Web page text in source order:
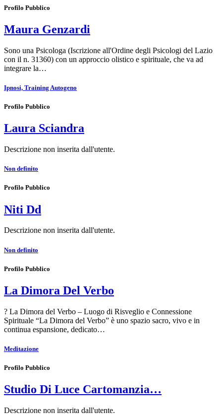
Profilo Pubblico
Maura Genzardi
Sono una Psicologa (Iscrizione all'Ordine degli Psicologi del Lazio
con il n. 31360) con un approccio olistico e spirituale, che va ad
integrare la…
Ipnosi, Training Autogeno
Profilo Pubblico
Laura Sciandra
Descrizione non inserita dall'utente.
Non definito
Profilo Pubblico
Niti Dd
Descrizione non inserita dall'utente.
Non definito
Profilo Pubblico
La Dimora Del Verbo
? La Dimora del Verbo – Luogo di Risveglio e Connessione
Spirituale “La Dimora del Verbo” è uno spazio sacro, vivo e in
continua espansione, dedicato…
Meditazione
Profilo Pubblico
Studio Di Luce Cartomanzia…
Descrizione non inserita dall'utente.